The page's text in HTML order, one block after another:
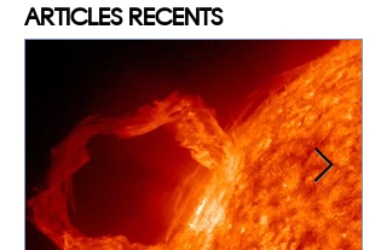
ARTICLES RECENTS